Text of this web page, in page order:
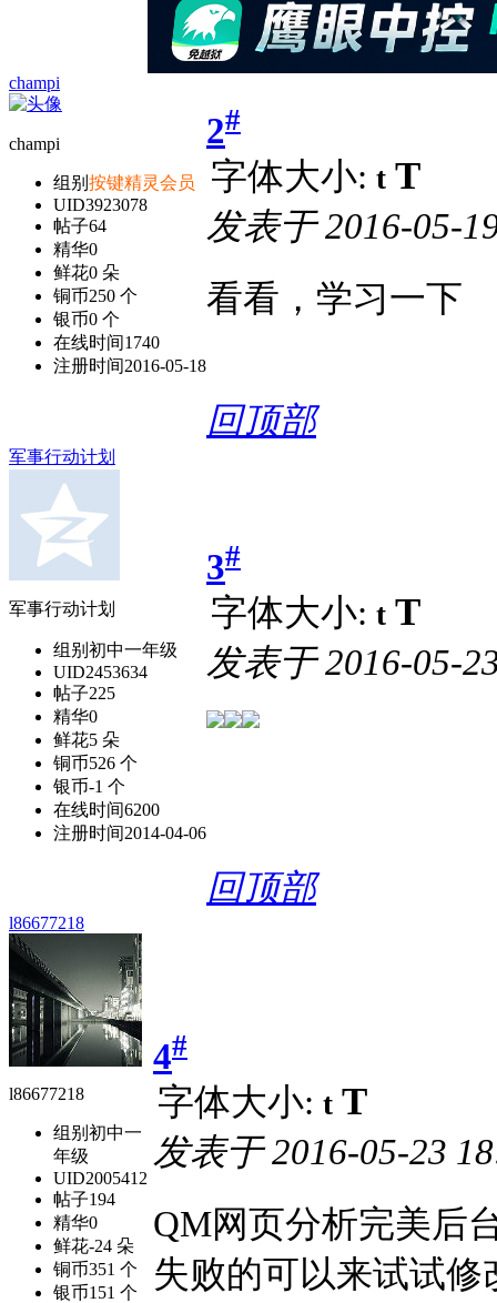
champi
champi
组别 按键精灵会员
UID3923078
帖子64
精华0
鲜花0 朵
铜币250 个
银币0 个
在线时间1740
注册时间2016-05-18
2#
字体大小: t T
发表于2016-05-
看看，学习一下
回顶部
军事行动计划
军事行动计划
组别 初中一年级
UID2453634
帖子225
精华0
鲜花5 朵
铜币526 个
银币-1 个
在线时间6200
注册时间2014-04-06
3#
字体大小: t T
发表于2016-05-
回顶部
l86677218
l86677218
组别 初中一
年级
UID2005412
帖子194
精华0
鲜花-24 朵
铜币351 个
银币151 个
4#
字体大小: t T
发表于2016-05-23
QM网页分析完美后
失败的可以来试试修